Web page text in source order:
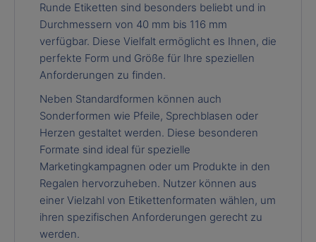
Runde Etiketten sind besonders beliebt und in
Durchmessern von 40 mm bis 116 mm
verfügbar. Diese Vielfalt ermöglicht es Ihnen, die
perfekte Form und Größe für Ihre speziellen
Anforderungen zu finden.
Neben Standardformen können auch
Sonderformen wie Pfeile, Sprechblasen oder
Herzen gestaltet werden. Diese besonderen
Formate sind ideal für spezielle
Marketingkampagnen oder um Produkte in den
Regalen hervorzuheben. Nutzer können aus
einer Vielzahl von Etikettenformaten wählen, um
ihren spezifischen Anforderungen gerecht zu
werden.